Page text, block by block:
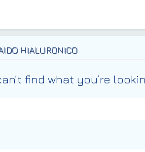
HIALURONICO
find what you’re